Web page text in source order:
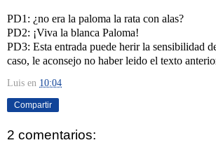
PD1: ¿no era la paloma la rata con alas?
PD2: ¡Viva la blanca Paloma!
PD3: Esta entrada puede herir la sensibilidad
caso, le aconsejo no haber leido el texto
Luis en 10:04
Compartir
2 comentarios: